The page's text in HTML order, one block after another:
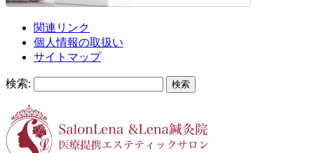
関連リンク
個人情報の取扱い
サイトマップ
検索: